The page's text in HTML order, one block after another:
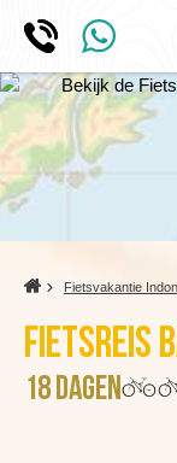
Home Fietsvakantie
Fietsreis
18 dagen